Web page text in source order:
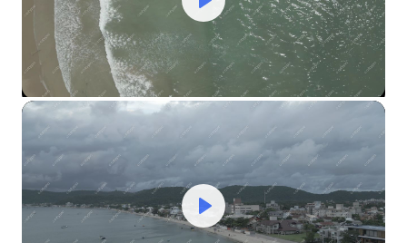
Mute Settings
Play
Play